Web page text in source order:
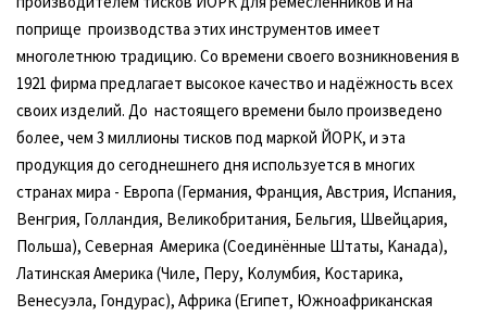
поприще производства этих инструментов имеет
многолетнюю традицию. Со времени своего возникновения в
1921 фирма предлагает высокое качество и надёжность всех
своих изделий. До настоящего времени было произведено
более, чем 3 миллионы тисков под маркой ЙОРК, и эта
продукция до сегоднешнего дня используется в многих
странах мира - Eвропа (Германия, Франция, Австрия, Испания,
Венгрия, Голландия, Великобритания, Бельгия, Швейцария,
Польша), Северная Aмерика (Соединённые Штаты, Kaнада),
Латинская Америка (Чиле, Пeру, Koлумбия, Koстарика,
Венесуэла, Гондурас), Aфрика (Eгипет, Южноафриканская